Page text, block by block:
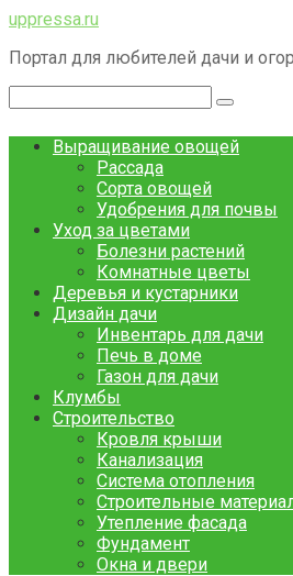
Перейти
контенту
uppressa.ru
Портал для любителей дачи и
Выращивание овощей
Рассада
Сорта овощей
Удобрения для почвы
Уход за цветами
Болезни растений
Комнатные цветы
Деревья и кустарники
Дизайн дачи
Инвентарь для дачи
Печь в доме
Газон для дачи
Клумбы
Строительство
Кровля крыши
Канализация
Система отопления
Строительные
Утепление фасада
Фундамент
Окна и двери